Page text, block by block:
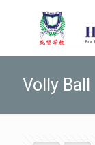
Volly Ball